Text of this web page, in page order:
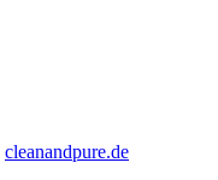
cleanandpure.de